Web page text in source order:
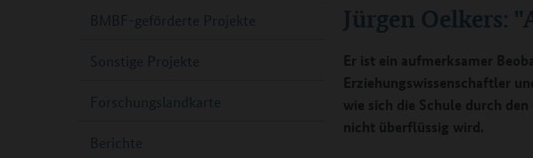
Jürgen Oelkers:
Er ist ein aufmerksamer
Erziehungswissenschaftler
wie sich die Schule durch
nicht überflüssig wird.
BMBF-geförderte Projekte
Sonstige Projekte
Forschungslandkarte
Berichte